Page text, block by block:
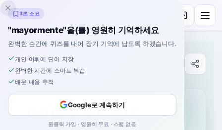
잉클링고
사전
홈›스페인어›사전
mayormente
mah-yor-MEN-teh maʝoɾˈmente
3초 소요
"mayormente"을(를) 영원히 기억하세요
완벽한 순간에 퀴즈를 내어 장기 기억에 남도록 하겠습니다.
개인 어휘에 단어 저장
완벽한 시간에 스마트 복습
배운 내용 추적
Google로 계속하기
원클릭 가입 · 영원히 무료 · 스팸 없음